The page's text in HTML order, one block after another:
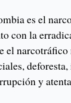
es el
con la
el narcotráfico
y